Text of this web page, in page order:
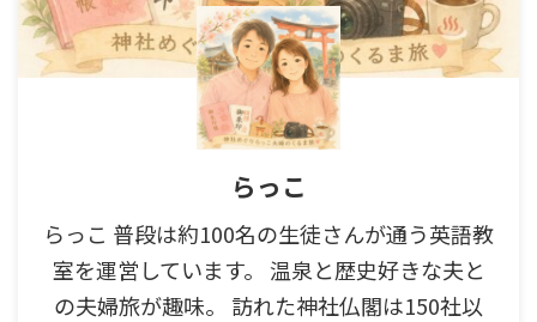
らっこ
らっこ 普段は約100名の生徒さんが通う英語教
室を運営しています。 温泉と歴史好きな夫と
の夫婦旅が趣味。 訪れた神社仏閣は150社以